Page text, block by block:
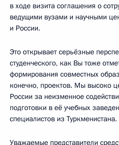
в ходе визита соглашения о
ведущими вузами и научными
и России.
Это открывает серьёзные
студенческого, как Вы тоже
формирования совместных
конечно, проектов. Мы высоко
России за неизменное
подготовки в её учебных
специалистов из Туркменистана.
Уважаемые представители